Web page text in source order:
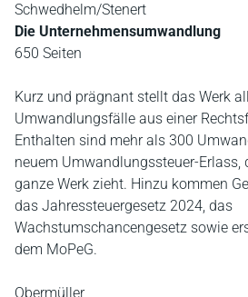
Schwedhelm/Stenert
Die Unternehmensumwandlung
650 Seiten
Kurz und prägnant stellt das Werk
Umwandlungsfälle aus einer
Enthalten sind mehr als 300
neuem Umwandlungssteuer-Erlass,
ganze Werk zieht. Hinzu kommen
das Jahressteuergesetz 2024, das
Wachstumschancengesetz sowie
dem MoPeG.
Obermüller